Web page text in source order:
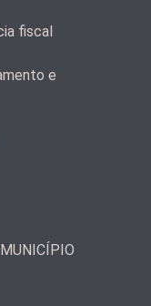
fiscal
e